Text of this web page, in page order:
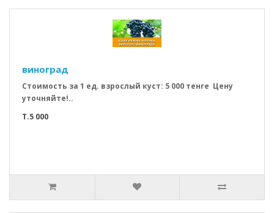
виноград
Стоимость за 1 ед. взрослый куст: 5 000 тенге Цену
уточняйте!..
T.5 000